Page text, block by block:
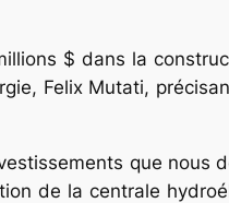
$ dans la
Felix Mutati,
que nous
de la centrale